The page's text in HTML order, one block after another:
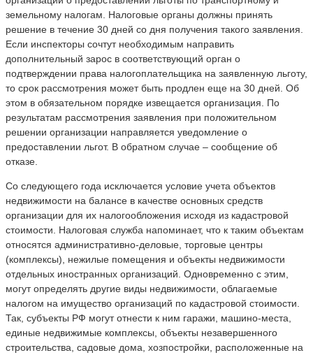
земельному налогам. Налоговые органы должны принять
решение в течение 30 дней со дня получения такого заявления.
Если инспекторы сочтут необходимым направить
дополнительный зарос в соответствующий орган о
подтверждении права налогоплательщика на заявленную льготу,
то срок рассмотрения может быть продлен еще на 30 дней. Об
этом в обязательном порядке извещается организация. По
результатам рассмотрения заявления при положительном
решении организации направляется уведомление о
предоставлении льгот. В обратном случае – сообщение об
отказе.
Со следующего года исключается условие учета объектов
недвижимости на балансе в качестве основных средств
организации для их налогообложения исходя из кадастровой
стоимости. Налоговая служба напоминает, что к таким объектам
относятся административно-деловые, торговые центры
(комплексы), нежилые помещения и объекты недвижимости
отдельных иностранных организаций. Одновременно с этим,
могут определять другие виды недвижимости, облагаемые
налогом на имущество организаций по кадастровой стоимости.
Так, субъекты РФ могут отнести к ним гаражи, машино-места,
единые недвижимые комплексы, объекты незавершенного
строительства, садовые дома, хозпостройки, расположенные на